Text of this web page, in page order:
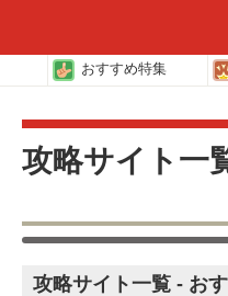
おすすめ特集
攻略サイト一
攻略サイト一覧 - お